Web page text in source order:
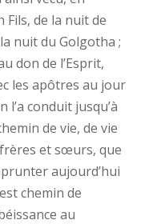
Fils, de la nuit de
nuit du Golgotha ;
don de l’Esprit,
les apôtres au jour
l’a conduit jusqu’à
de vie, de vie
frères et sœurs, que
aujourd’hui
chemin de
au